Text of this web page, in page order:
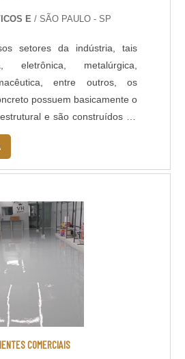
E / SÃO PAULO - SP
setores da indústria, tais
eletrônica, metalúrgica,
entre outros, os
possuem basicamente o
e são construídos de
exceto pela variação no
e de alguns materiais
especiais. Devido a
as mesmas,
ramo de atividade industrial,
COMERCIAIS